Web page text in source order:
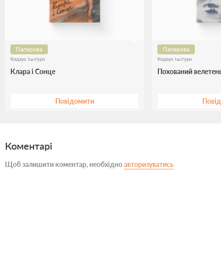
Паперова
Кадзуо Ішіґуро
Клара і Сонце
Повідомити
Паперова
Кадзуо Ішіґуро
Похований
Коментарі
Щоб залишити коментар, необхідноавторизуватись